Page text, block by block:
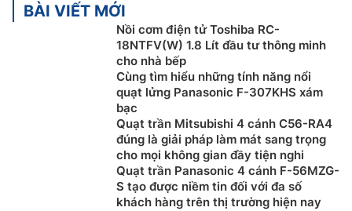
BÀI VIẾT MỚI
Nồi cơm điện tử Toshiba RC-
18NTFV(W) 1.8 Lít đầu tư thông minh
cho nhà bếp
Cùng tìm hiểu những tính năng nổi
quạt lửng Panasonic F-307KHS xám
bạc
Quạt trần Mitsubishi 4 cánh C56-RA4
đúng là giải pháp làm mát sang trọng
cho mọi không gian đầy tiện nghi
Quạt trần Panasonic 4 cánh F-56MZG-
S tạo được niềm tin đối với đa số
khách hàng trên thị trường hiện nay